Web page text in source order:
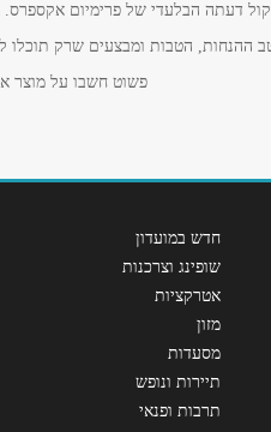
דעתה הבלעדי של פרימיום אקספרס.
ההנחות, הטבות ומבצעים שרק תוכלו
פשוט חשבו על מוצר
חדש במועדון
שופינג וצרכנות
אטרקציות
מזון
מסעדות
תיירות ונופש
תרבות ופנאי